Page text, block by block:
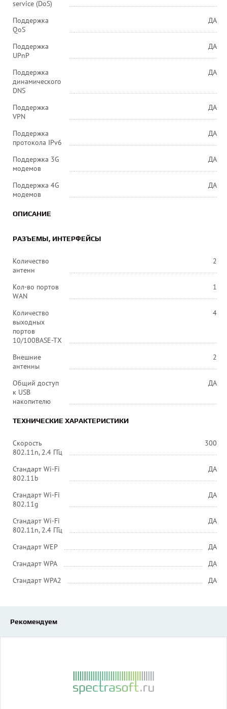
service (DoS)
Поддержка
QoS
ДА
Поддержка
UPnP
ДА
Поддержка
динамического
DNS
ДА
Поддержка
VPN
ДА
Поддержка
протокола IPv6
ДА
Поддержка 3G
модемов
ДА
Поддержка 4G
модемов
ДА
ОПИСАНИЕ
РАЗЪЕМЫ, ИНТЕРФЕЙСЫ
Количество
антенн
2
Кол-во портов
WAN
1
Количество
выходных
портов
10/100BASE-TX
4
Внешние
антенны
2
Общий доступ
к USB
накопителю
ДА
ТЕХНИЧЕСКИЕ ХАРАКТЕРИСТИКИ
Скорость
802.11n, 2.4 ГГц
300
Стандарт Wi-Fi
802.11b
ДА
Стандарт Wi-Fi
802.11g
ДА
Стандарт Wi-Fi
802.11n, 2.4 ГГц
ДА
Стандарт WEP
ДА
Стандарт WPA
ДА
Стандарт WPA2
ДА
Рекомендуем